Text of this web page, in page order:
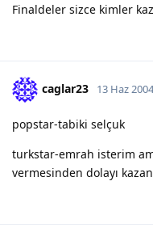
Finaldeler sizce kimler
caglar23 13 Haz 2004
popstar-tabiki selçuk
turkstar-emrah isterim
vermesinden dolayı